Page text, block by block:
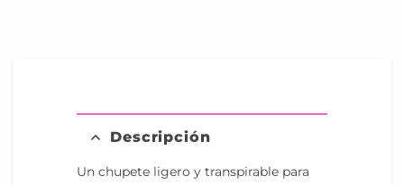
Descripción
Un chupete ligero y transpirable para